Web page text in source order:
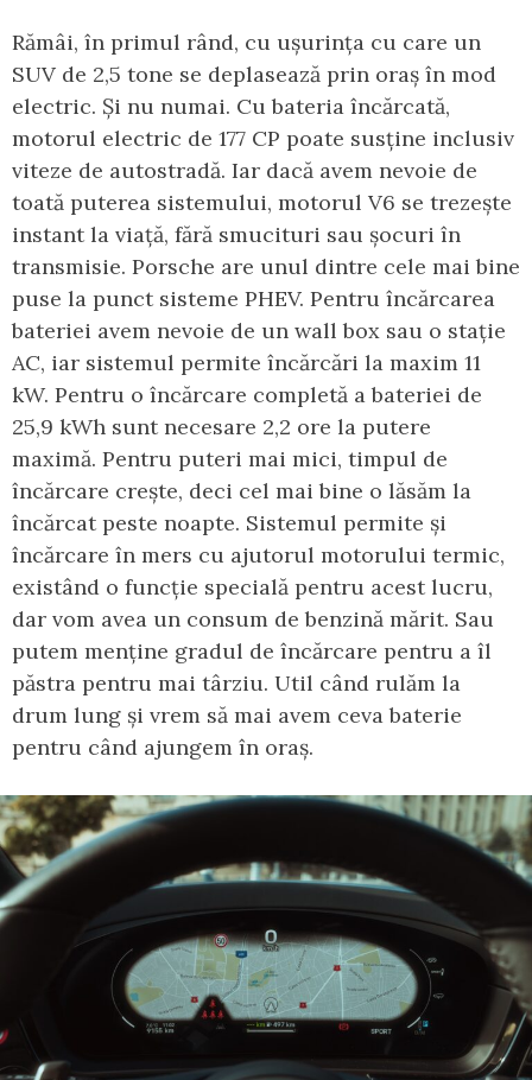
Rămâi, în primul rând, cu ușurința cu care un
SUV de 2,5 tone se deplasează prin oraș în mod
electric. Și nu numai. Cu bateria încărcată,
motorul electric de 177 CP poate susține inclusiv
viteze de autostradă. Iar dacă avem nevoie de
toată puterea sistemului, motorul V6 se trezește
instant la viață, fără smucituri sau șocuri în
transmisie. Porsche are unul dintre cele mai bine
puse la punct sisteme PHEV. Pentru încărcarea
bateriei avem nevoie de un wall box sau o stație
AC, iar sistemul permite încărcări la maxim 11
kW. Pentru o încărcare completă a bateriei de
25,9 kWh sunt necesare 2,2 ore la putere
maximă. Pentru puteri mai mici, timpul de
încărcare crește, deci cel mai bine o lăsăm la
încărcat peste noapte. Sistemul permite și
încărcare în mers cu ajutorul motorului termic,
existând o funcție specială pentru acest lucru,
dar vom avea un consum de benzină mărit. Sau
putem menține gradul de încărcare pentru a îl
păstra pentru mai târziu. Util când rulăm la
drum lung și vrem să mai avem ceva baterie
pentru când ajungem în oraș.